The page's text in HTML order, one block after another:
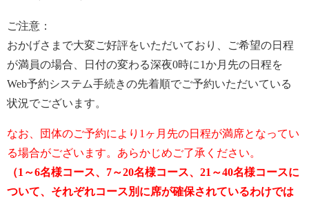
ご注意：
おかげさまで大変ご好評をいただいており、ご希望の日程
が満員の場合、日付の変わる深夜0時に1か月先の日程を
Web予約システム手続きの先着順でご予約いただいている
状況でございます。
なお、団体のご予約により1ヶ月先の日程が満席となってい
る場合がございます。あらかじめご了承ください。
（1～6名様コース、7～20名様コース、21～40名様コースに
ついて、それぞれコース別に席が確保されているわけでは